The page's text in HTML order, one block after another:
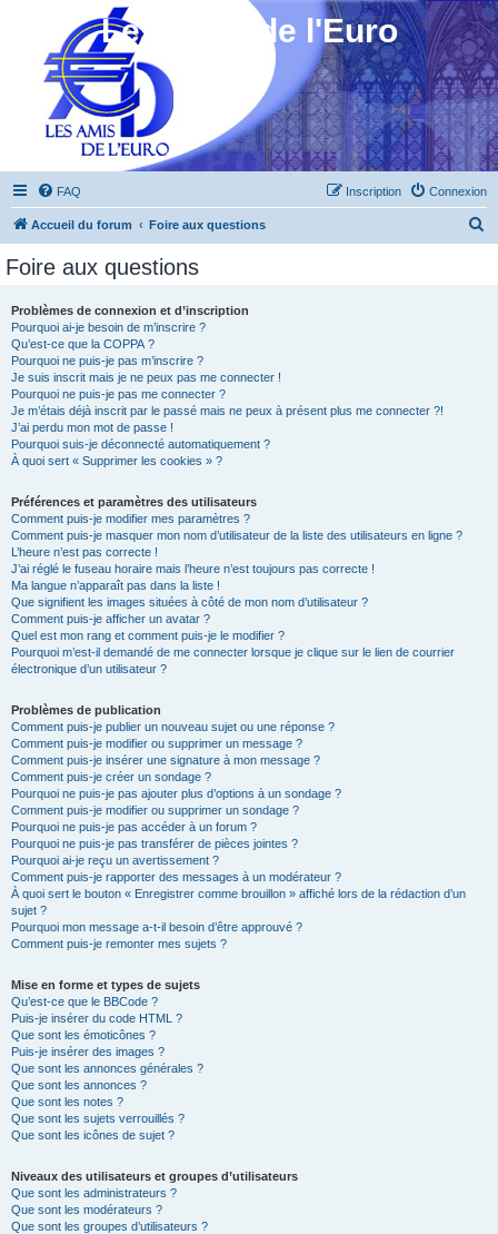
Les Amis de l'Euro
FAQ Connexion
Inscription
Accueil du forum Foire aux questions
Foire aux questions
Problèmes de connexion et d’inscription
Pourquoi ai-je besoin de m’inscrire ?
Qu’est-ce que la COPPA ?
Pourquoi ne puis-je pas m’inscrire ?
Je suis inscrit mais je ne peux pas me connecter !
Pourquoi ne puis-je pas me connecter ?
Je m’étais déjà inscrit par le passé mais ne peux à présent plus me connecter ?!
J’ai perdu mon mot de passe !
Pourquoi suis-je déconnecté automatiquement ?
À quoi sert « Supprimer les cookies » ?
Préférences et paramètres des utilisateurs
Comment puis-je modifier mes paramètres ?
Comment puis-je masquer mon nom d’utilisateur de la liste des utilisateurs en ligne ?
L’heure n’est pas correcte !
J’ai réglé le fuseau horaire mais l’heure n’est toujours pas correcte !
Ma langue n’apparaît pas dans la liste !
Que signifient les images situées à côté de mon nom d’utilisateur ?
Comment puis-je afficher un avatar ?
Quel est mon rang et comment puis-je le modifier ?
Pourquoi m’est-il demandé de me connecter lorsque je clique sur le lien de courrier
électronique d’un utilisateur ?
Problèmes de publication
Comment puis-je publier un nouveau sujet ou une réponse ?
Comment puis-je modifier ou supprimer un message ?
Comment puis-je insérer une signature à mon message ?
Comment puis-je créer un sondage ?
Pourquoi ne puis-je pas ajouter plus d’options à un sondage ?
Comment puis-je modifier ou supprimer un sondage ?
Pourquoi ne puis-je pas accéder à un forum ?
Pourquoi ne puis-je pas transférer de pièces jointes ?
Pourquoi ai-je reçu un avertissement ?
Comment puis-je rapporter des messages à un modérateur ?
À quoi sert le bouton « Enregistrer comme brouillon » affiché lors de la rédaction d’un
sujet ?
Pourquoi mon message a-t-il besoin d’être approuvé ?
Comment puis-je remonter mes sujets ?
Mise en forme et types de sujets
Qu’est-ce que le BBCode ?
Puis-je insérer du code HTML ?
Que sont les émoticônes ?
Puis-je insérer des images ?
Que sont les annonces générales ?
Que sont les annonces ?
Que sont les notes ?
Que sont les sujets verrouillés ?
Que sont les icônes de sujet ?
Niveaux des utilisateurs et groupes d’utilisateurs
Que sont les administrateurs ?
Que sont les modérateurs ?
Que sont les groupes d’utilisateurs ?